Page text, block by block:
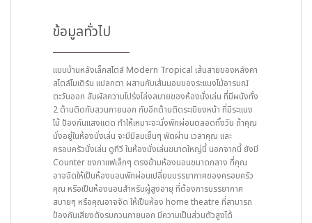
ข้อมูลทั่วไป
แบบบ้านหลังเล็กสไตล์ Modern Tropical เส้นสายของหลังคา
สไตล์โมเดิร์น แปลกตา ผสานกับเส้นนอนของระแนงไม้อารมณ์
ตะวันออก สัมผัสความโปร่งโล่งสบายของห้องนั่งเล่น ที่มีผนังทั้ง
2 ด้านติดกับสวนภายนอก กับอีกด้านติดระเบียงหน้า ที่มีระแนง
ไม้ ป้องกันแสงแดด ทำให้เหมาะจะนั่งพักผ่อนตลอดทั้งวัน ถ้าคุณ
นั่งอยู่ในห้องนั่งเล่น จะมีมีลมเย็นๆ พัดผ่าน เวลาคุณ และ
ครอบครัวนั่งเล่น ดูทีวี ในห้องนั่งเล่นขนาดใหญ่นี้ นอกจากนี้ ยังมี
Counter ชงกาแฟเล็กๆ ตรงข้ามห้องนอนขนาดกลาง ที่คุณ
อาจจัดให้เป็นห้องนอนพักผ่อนเปลี่ยนบรรยากาศของครอบครัว
คุณ หรือเป็นห้องนอนสำหรับผู้สูงอายุ ที่ต้องการบรรยากาศ
สบายๆ หรือคุณอาจจัด ให้เป็นห้อง home theatre ที่สามารถ
ป้องกันเสียงดังรบกวนภายนอก มีความเป็นส่วนตัวสูงได้